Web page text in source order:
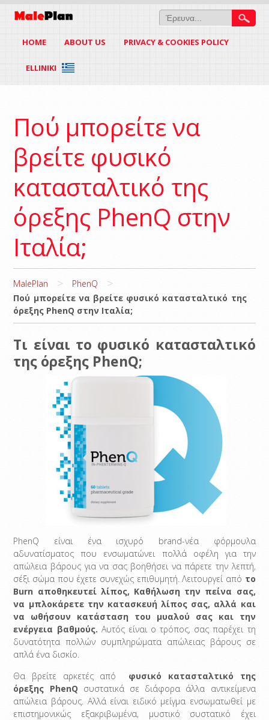
HOME ABOUT US PRIVACY & COOKIES POLICY
ELLINIKI
Πού μπορείτε να
βρείτε φυσικό
κατασταλτικό της
όρεξης PhenQ στην
Ιταλία;
MalePlan > PhenQ >
Πού μπορείτε να βρείτε φυσικό κατασταλτικό της
όρεξης PhenQ στην Ιταλία;
Τι είναι το φυσικό κατασταλτικό
της όρεξης PhenQ;
PhenQ είναι ένα ισχυρό brand-νέα φόρμουλα
αδυνατίσματος που ενσωματώνει πολλά οφέλη για την
απώλεια βάρους για να σας βοηθήσει να πάρετε την λεπτή,
σέξι σώμα που έχετε συνεχώς επιθυμητή. Λειτουργεί από το
Burn αποθηκευτεί λίπος, Καθήλωση την πείνα σας,
να μπλοκάρετε την κατασκευή λίπος σας, αλλά και
να ωθήσουν κατάσταση του μυαλού σας και την
ενέργεια βαθμούς. Αυτός είναι ο τρόπος, σας παρέχει τη
δυνατότητα πολλών συμπληρώματα απώλειας βάρους σε
απλά ένα δισκίο.
Θα βρείτε αρκετές από φυσικό κατασταλτικό της
όρεξης PhenQ συστατικά σε διάφορα άλλα αντικείμενα
απώλεια βάρους. Αλλά είναι ειδικό μείγμα ενσωματωθεί με
επιστημονικώς εξακριβωμένα, μυστικό συστατικό έχει